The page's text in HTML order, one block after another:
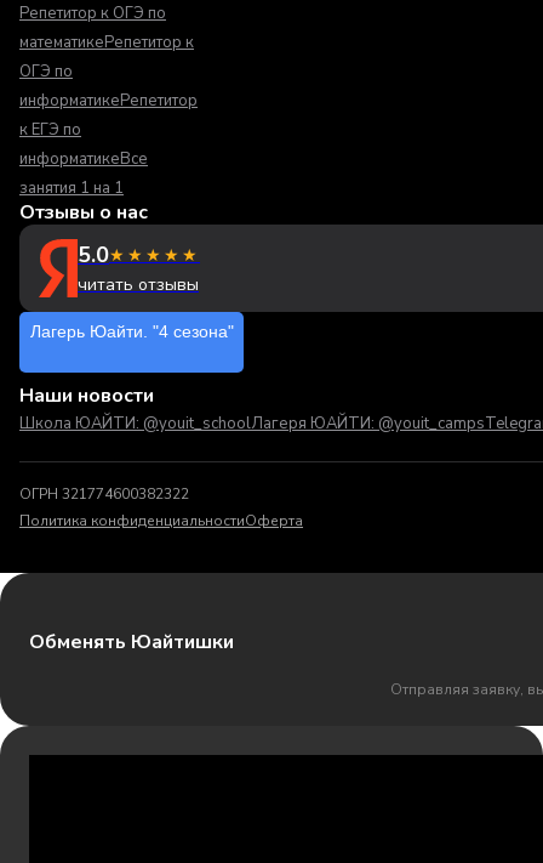
Репетитор к ОГЭ по
математикеРепетитор к
ОГЭ по
информатикеРепетитор
к ЕГЭ по
информатикеВсе
занятия 1 на 1
Отзывы о нас
5.0★★★★★
читать отзывы
Лагерь Юайти. "4 сезона"
Наши новости
Школа ЮАЙТИ: @youit_schoolЛагеря ЮАЙТИ: @youit_camps
ОГРН 321774600382322
Политика конфиденциальностиОферта
Обменять Юайтишки
Отправляя заявку,